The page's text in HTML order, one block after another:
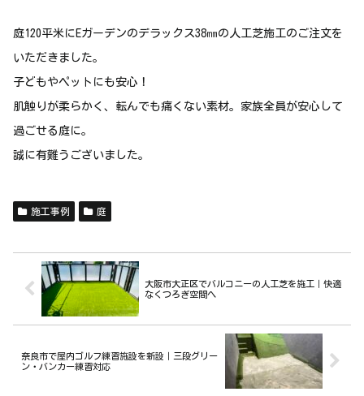
庭120平米にEガーデンのデラックス38㎜の人工芝施工のご注文を
いただきました。
子どもやペットにも安心！
肌触りが柔らかく、転んでも痛くない素材。家族全員が安心して
過ごせる庭に。
誠に有難うございました。
施工事例 庭
大阪市大正区でバルコニーの人工芝を施工｜快適
なくつろぎ空間へ
奈良市で屋内ゴルフ練習施設を新設｜三段グリー
ン・バンカー練習対応